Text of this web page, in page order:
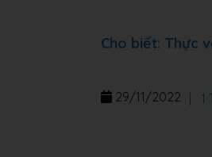
Cho biết: Thực
29/11/2022 1